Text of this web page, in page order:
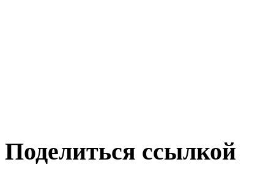
Поделиться ссылкой